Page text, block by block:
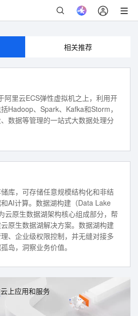
相关推荐
阿里云ECS弹性虚拟机之上，利用开
Hadoop、Spark、Kafka和Storm，
数据等管理的一站式大数据处理分
库，可存储任意规模结构化和非结
AI计算。数据湖构建（Data Lake
云原生数据湖架构核心组成部分，帮
原生数据湖解决方案。数据湖构建
、企业级权限控制，并无缝对接多
岛，洞察业务价值。
上应用和服务
成子账号授权访问。